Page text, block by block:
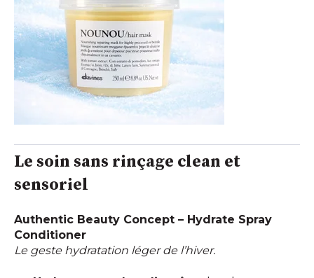
Le soin sans rinçage clean et
sensoriel
Authentic Beauty Concept – Hydrate Spray
Conditioner
Le geste hydratation léger de l’hiver.